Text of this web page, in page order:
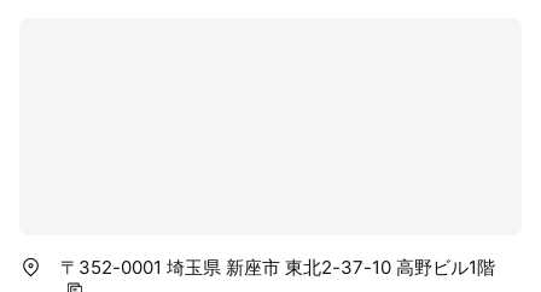
〒352-0001 埼玉県 新座市 東北2-37-10 高野ビル1階